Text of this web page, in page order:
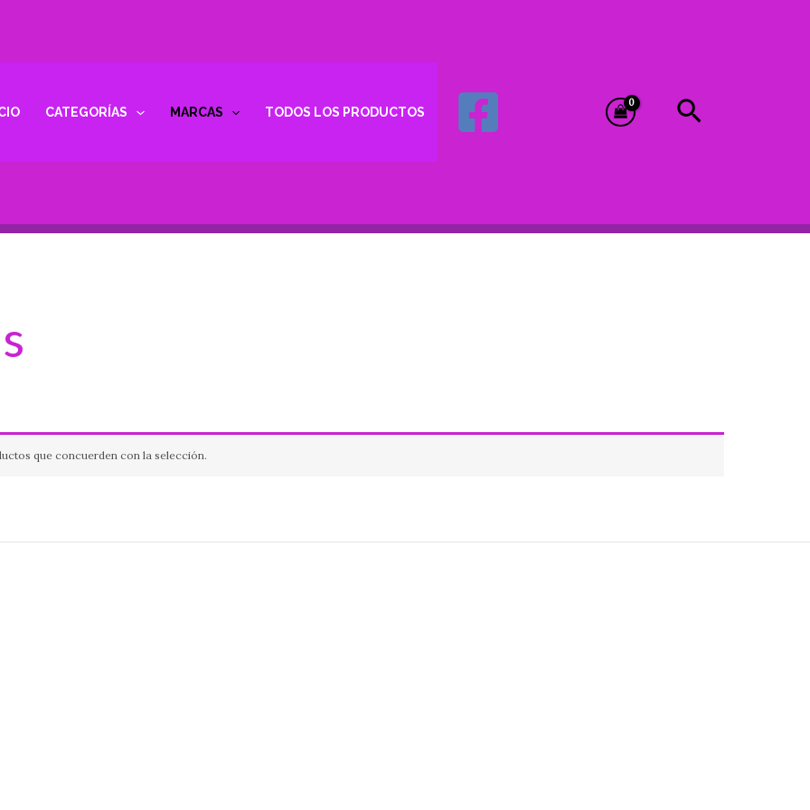
CATEGORÍAS MARCAS TODOS LOS PRODUCTOS Buscar
que concuerden con la selección.